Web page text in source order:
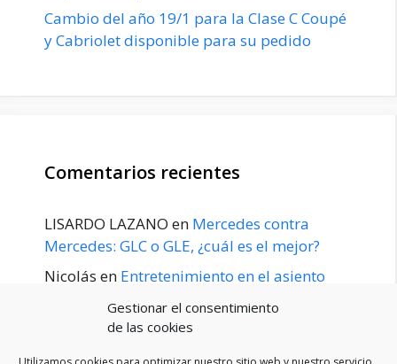
Gestionar el consentimiento
de las cookies
Cambio del año 19/1 para la Clase C Coupé
y Cabriolet disponible para su pedido
Comentarios recientes
LISARDO LAZANO en Mercedes contra
Mercedes: GLC o GLE, ¿cuál es el mejor?
Nicolás en Entretenimiento en el asiento
principios de 2020